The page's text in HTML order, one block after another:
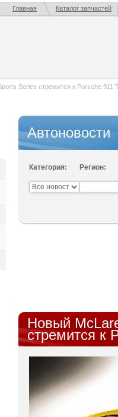
Главная Каталог запчастей
Series стремится к Porsche 911
Автоновости
Категория: Регион:
Новый
стремится к